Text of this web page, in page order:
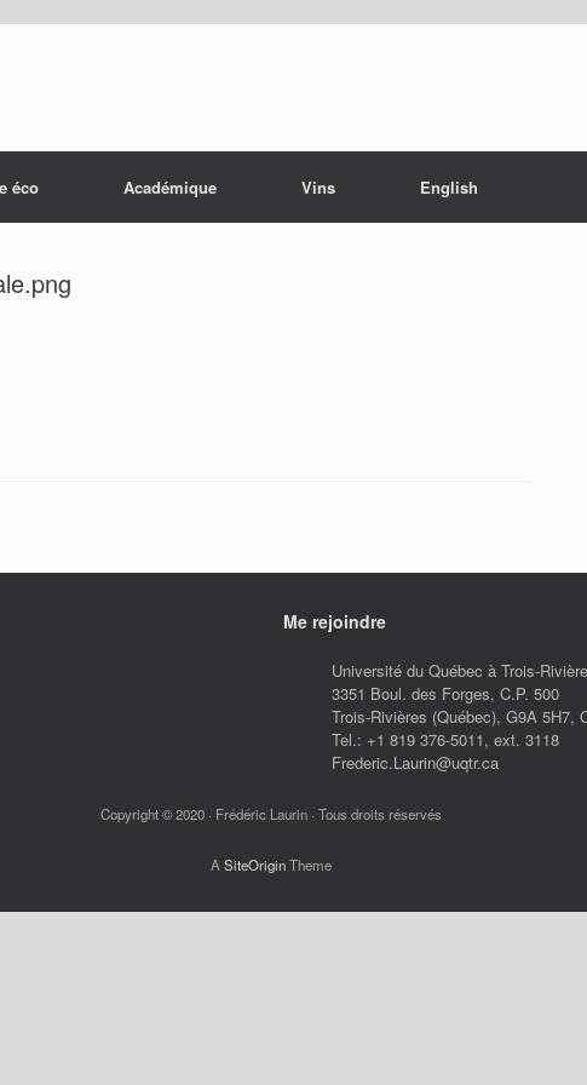
éco Académique Vins English
Me rejoindre
Université du Québec à Trois-
3351 Boul. des Forges, C.P. 500
Trois-Rivières (Québec), G9A 5H7,
Tel.: +1 819 376-5011, ext. 3118
Frederic.Laurin@uqtr.ca
Copyright © 2020 · Frédéric Laurin · Tous droits réservés
A SiteOriginTheme